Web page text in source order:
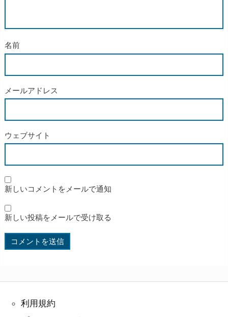
名前
メールアドレス
ウェブサイト
新しいコメントをメールで通知
新しい投稿をメールで受け取る
利用規約